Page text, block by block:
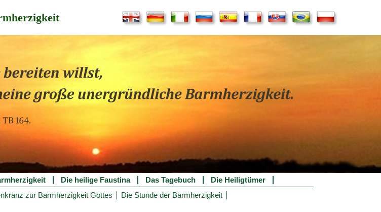
Die heilige Faustina Das Tagebuch
Die Heiligtümer
zur Barmherzigkeit Gottes Die Stunde der Barmherzigkeit